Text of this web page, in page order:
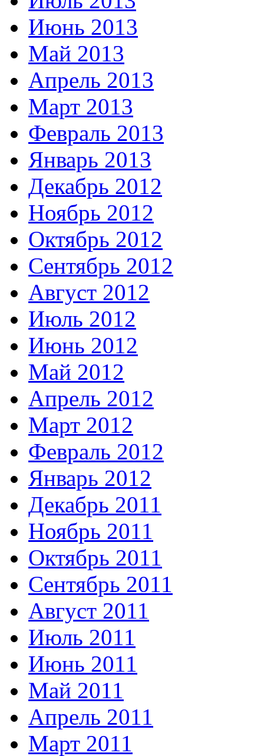
Июнь 2013
Май 2013
Апрель 2013
Март 2013
Февраль 2013
Январь 2013
Декабрь 2012
Ноябрь 2012
Октябрь 2012
Сентябрь 2012
Август 2012
Июль 2012
Июнь 2012
Май 2012
Апрель 2012
Март 2012
Февраль 2012
Январь 2012
Декабрь 2011
Ноябрь 2011
Октябрь 2011
Сентябрь 2011
Август 2011
Июль 2011
Июнь 2011
Май 2011
Апрель 2011
Март 2011